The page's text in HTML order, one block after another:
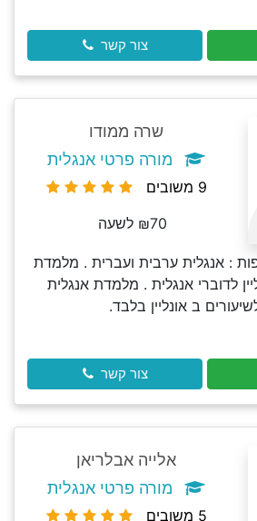
צור קשר
שרה ממודו
מורה פרטי אנגלית
9 משובים
₪70 לשעה
: אנגלית ערבית ועברית . מלמדת
לדוברי אנגלית . מלמדת אנגלית
ב אונליין בלבד.
צור קשר
אלייה אבלריאן
מורה פרטי אנגלית
5 משובים